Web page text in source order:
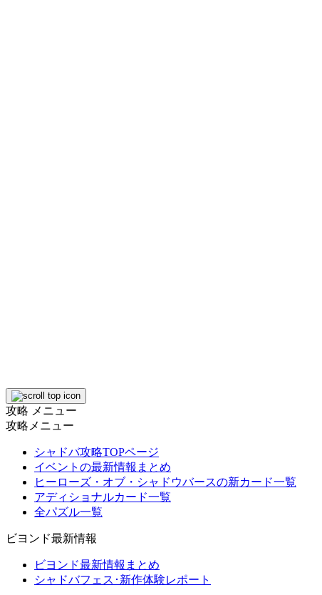
攻略 メニュー
攻略メニュー
シャドバ攻略TOPページ
イベントの最新情報まとめ
ヒーローズ・オブ・シャドウバースの新カード一覧
アディショナルカード一覧
全パズル一覧
ビヨンド最新情報
ビヨンド最新情報まとめ
シャドバフェス･新作体験レポート